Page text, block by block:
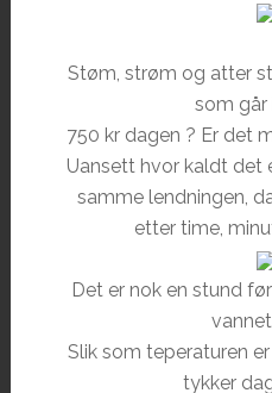
Støm, strøm og atter
som
750 kr dagen ? Er det
Uansett hvor kaldt det
samme lendningen,
etter time,
Det er nok en stund
Slik som teperaturen
tykker